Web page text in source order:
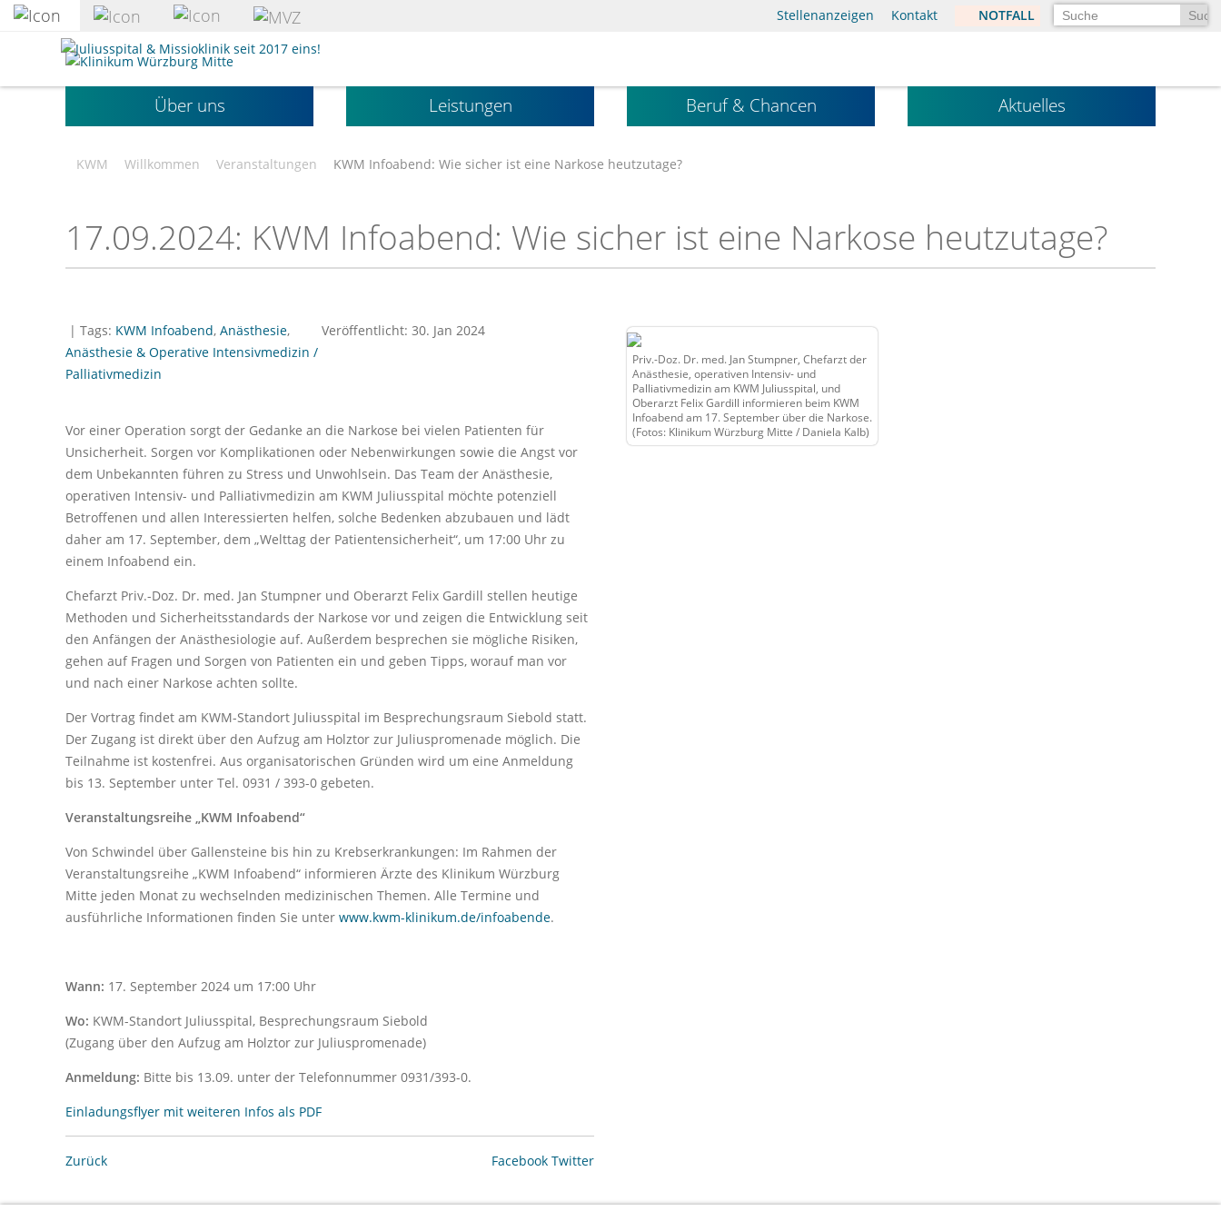
zum
Stellenanzeigen Kontakt NOTFALL Suchen
Klinikum
Würzburg
Mitte
gGmbHÜber uns Leistungen Beruf & Chancen Aktuelles
KWM Willkommen Veranstaltungen KWM Infoabend: Wie sicher ist eine Narkose heutzutage?
17.09.2024: KWM Infoabend: Wie sicher ist eine Narkose heutzutage?
Veröffentlicht: 30. Jan 2024
| Tags: KWM Infoabend, Anästhesie,
Anästhesie & Operative Intensivmedizin /
Palliativmedizin
Vor einer Operation sorgt der Gedanke an die Narkose bei vielen Patienten für
Unsicherheit. Sorgen vor Komplikationen oder Nebenwirkungen sowie die Angst vor
dem Unbekannten führen zu Stress und Unwohlsein. Das Team der Anästhesie,
operativen Intensiv- und Palliativmedizin am KWM Juliusspital möchte potenziell
Betroffenen und allen Interessierten helfen, solche Bedenken abzubauen und lädt
daher am 17. September, dem „Welttag der Patientensicherheit“, um 17:00 Uhr zu
einem Infoabend ein.
Chefarzt Priv.-Doz. Dr. med. Jan Stumpner und Oberarzt Felix Gardill stellen heutige
Methoden und Sicherheitsstandards der Narkose vor und zeigen die Entwicklung seit
den Anfängen der Anästhesiologie auf. Außerdem besprechen sie mögliche Risiken,
gehen auf Fragen und Sorgen von Patienten ein und geben Tipps, worauf man vor
und nach einer Narkose achten sollte.
Der Vortrag findet am KWM-Standort Juliusspital im Besprechungsraum Siebold statt.
Der Zugang ist direkt über den Aufzug am Holztor zur Juliuspromenade möglich. Die
Teilnahme ist kostenfrei. Aus organisatorischen Gründen wird um eine Anmeldung
bis 13. September unter Tel. 0931 / 393-0 gebeten.
Veranstaltungsreihe „KWM Infoabend“
Von Schwindel über Gallensteine bis hin zu Krebserkrankungen: Im Rahmen der
Veranstaltungsreihe „KWM Infoabend“ informieren Ärzte des Klinikum Würzburg
Mitte jeden Monat zu wechselnden medizinischen Themen. Alle Termine und
ausführliche Informationen finden Sie unter www.kwm-klinikum.de/infoabende.
Wann: 17. September 2024 um 17:00 Uhr
Wo: KWM-Standort Juliusspital, Besprechungsraum Siebold
(Zugang über den Aufzug am Holztor zur Juliuspromenade)
Anmeldung: Bitte bis 13.09. unter der Telefonnummer 0931/393-0.
Einladungsflyer mit weiteren Infos als PDF
Zurück Facebook Twitter
Priv.-Doz. Dr. med. Jan Stumpner, Chefarzt der
Anästhesie, operativen Intensiv- und
Palliativmedizin am KWM Juliusspital, und
Oberarzt Felix Gardill informieren beim KWM
Infoabend am 17. September über die Narkose.
(Fotos: Klinikum Würzburg Mitte / Daniela Kalb)